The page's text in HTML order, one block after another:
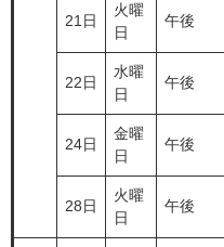
21日
火曜
日
午後
22日
水曜
日
午後
24日
金曜
日
午後
28日
火曜
日
午後